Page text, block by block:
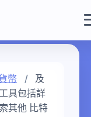
幣
及
具包括詳
其他 比特